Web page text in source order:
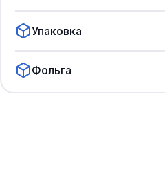
Упаковка
Фольга